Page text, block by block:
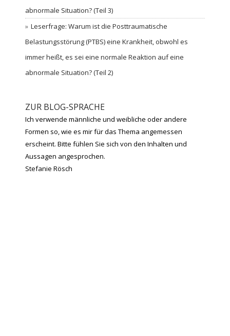
abnormale Situation? (Teil 3)
Leserfrage: Warum ist die Posttraumatische
Belastungsstörung (PTBS) eine Krankheit, obwohl es
immer heißt, es sei eine normale Reaktion auf eine
abnormale Situation? (Teil 2)
ZUR BLOG-SPRACHE
Ich verwende männliche und weibliche oder andere
Formen so, wie es mir für das Thema angemessen
erscheint. Bitte fühlen Sie sich von den Inhalten und
Aussagen angesprochen.
Stefanie Rösch